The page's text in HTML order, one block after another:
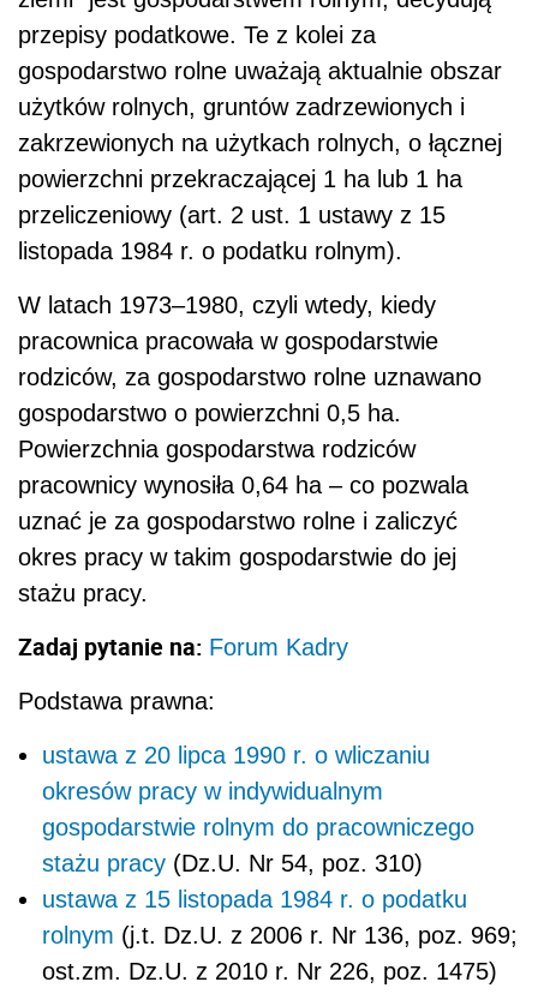
przepisy podatkowe. Te z kolei za
gospodarstwo rolne uważają aktualnie obszar
użytków rolnych, gruntów zadrzewionych i
zakrzewionych na użytkach rolnych, o łącznej
powierzchni przekraczającej 1 ha lub 1 ha
przeliczeniowy (art. 2 ust. 1 ustawy z 15
listopada 1984 r. o podatku rolnym).
W latach 1973–1980, czyli wtedy, kiedy
pracownica pracowała w gospodarstwie
rodziców, za gospodarstwo rolne uznawano
gospodarstwo o powierzchni 0,5 ha.
Powierzchnia gospodarstwa rodziców
pracownicy wynosiła 0,64 ha – co pozwala
uznać je za gospodarstwo rolne i zaliczyć
okres pracy w takim gospodarstwie do jej
stażu pracy.
Zadaj pytanie na: Forum Kadry
Podstawa prawna:
ustawa z 20 lipca 1990 r. o wliczaniu
okresów pracy w indywidualnym
gospodarstwie rolnym do pracowniczego
stażu pracy (Dz.U. Nr 54, poz. 310)
ustawa z 15 listopada 1984 r. o podatku
rolnym (j.t. Dz.U. z 2006 r. Nr 136, poz. 969;
ost.zm. Dz.U. z 2010 r. Nr 226, poz. 1475)